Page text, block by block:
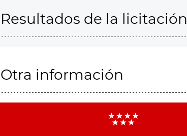
Resultados de la licitación
Otra información